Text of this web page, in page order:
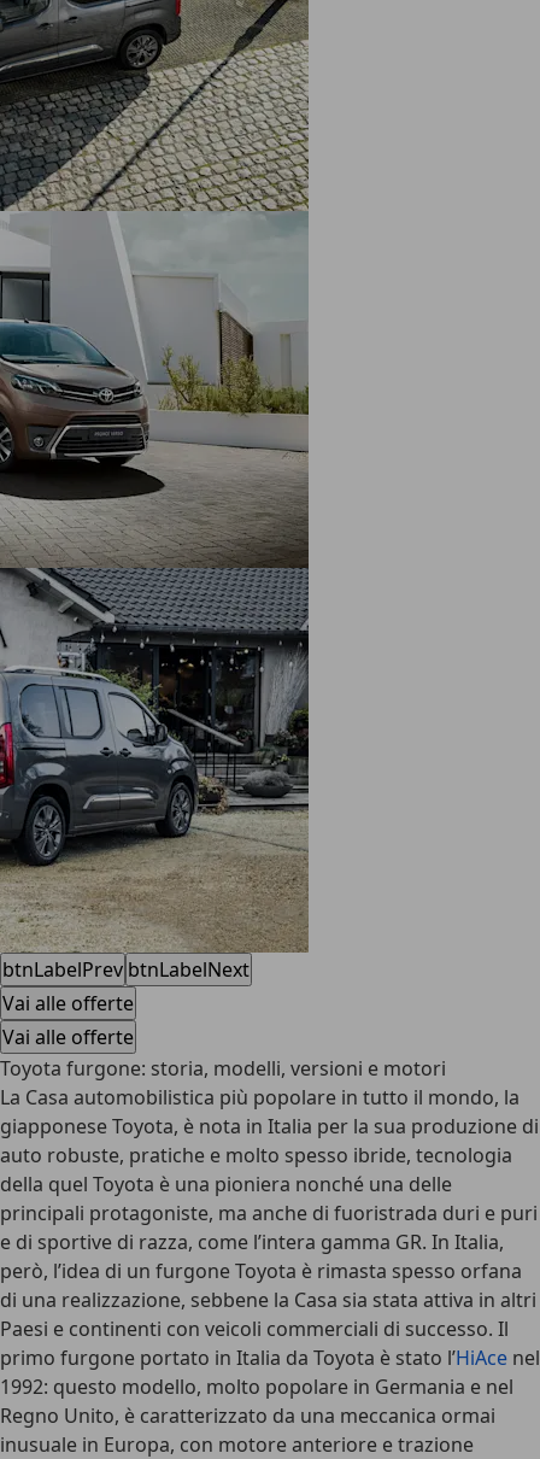
btnLabelPrev btnLabelNext
Vai alle offerte
Vai alle offerte
Toyota furgone: storia, modelli, versioni e motori
La Casa automobilistica più popolare in tutto il mondo, la
giapponese Toyota, è nota in Italia per la sua produzione di
auto robuste, pratiche e molto spesso ibride, tecnologia
della quel Toyota è una pioniera nonché una delle
principali protagoniste, ma anche di fuoristrada duri e puri
e di sportive di razza, come l’intera gamma GR. In Italia,
però, l’idea di un furgone Toyota è rimasta spesso orfana
di una realizzazione, sebbene la Casa sia stata attiva in altri
Paesi e continenti con veicoli commerciali di successo. Il
primo furgone portato in Italia da Toyota è stato l’HiAce nel
1992: questo modello, molto popolare in Germania e nel
Regno Unito, è caratterizzato da una meccanica ormai
inusuale in Europa, con motore anteriore e trazione